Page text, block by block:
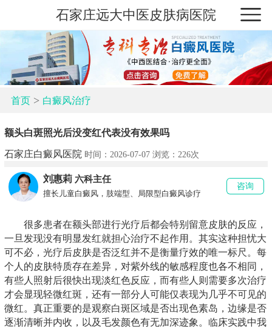
石家庄远大中医皮肤病医院
首页> 白癜风治疗
额头白斑照光后没变红代表没有效果吗
石家庄白癜风医院 时间：2026-07-07 浏览： 226次
刘惠莉 六科主任
擅长儿童白癜风，肢端型、局限型白癜风诊疗
咨询
很多患者在额头部进行光疗后都会特别留意皮肤的反应，
一旦发现没有明显发红就担心治疗不起作用。其实这种担忧大
可不必，光疗后皮肤是否泛红并不是衡量疗效的唯一标尺。每
个人的皮肤特质存在差异，对紫外线的敏感程度也各不相同，
有些人照射后很快出现淡红色反应，而有些人则需要多次治疗
才会显现轻微红斑，还有一部分人可能仅表现为几乎不可见的
微红。真正重要的是观察白斑区域是否出现色素岛，边缘是否
逐渐清晰并内收，以及毛发颜色有无加深迹象。临床实践中我